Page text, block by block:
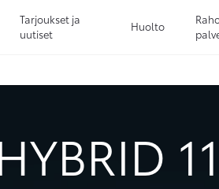
Tarjoukset ja
uutiset
Huolto